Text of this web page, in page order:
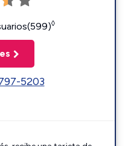
◊
5203